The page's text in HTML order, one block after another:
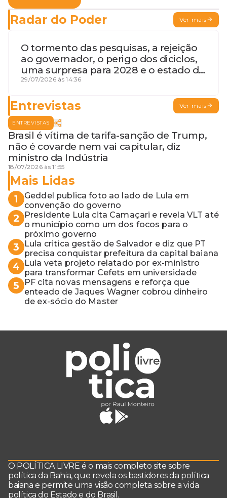
Radar do Poder Ver mais
O tormento das pesquisas, a rejeição
ao governador, o perigo dos diciclos,
uma surpresa para 2028 e o estado de
terceira guerra mundial
29/07/2026 às 14:36
Entrevistas Ver mais
ENTREVISTAS
Brasil é vítima de tarifa-sanção de Trump,
não é covarde nem vai capitular, diz
ministro da Indústria
18/07/2026 às 11:55
Mais Lidas
1
Geddel publica foto ao lado de Lula em
convenção do governo
2
Presidente Lula cita Camaçari e revela VLT até
o município como um dos focos para o
próximo governo
3
Lula critica gestão de Salvador e diz que PT
precisa conquistar prefeitura da capital baiana
4
Lula veta projeto relatado por ex-ministro
para transformar Cefets em universidade
5
PF cita novas mensagens e reforça que
enteado de Jaques Wagner cobrou dinheiro
de ex-sócio do Master
O POLÍTICA LIVRE é o mais completo site sobre
política da Bahia, que revela os bastidores da política
baiana e permite uma visão completa sobre a vida
política do Estado e do Brasil.